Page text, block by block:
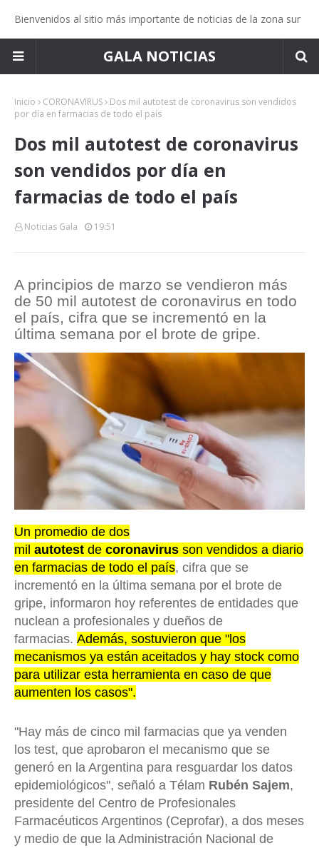
Bienvenidos al sitio más importante de noticias de la zona sur
GALA NOTICIAS
Inicio CORONAVIRUS
Dos mil autotest de coronavirus son vendidos
por día en farmacias de todo el país
Dos mil autotest de coronavirus
son vendidos por día en
farmacias de todo el país
Noticias Gala 19:51
A principios de marzo se vendieron más
de 50 mil autotest de coronavirus en todo
el país, cifra que se incrementó en la
última semana por el brote de gripe.
Un promedio de dos
mil autotest de coronavirus son vendidos a diario
en farmacias de todo el país, cifra que se
incrementó en la última semana por el brote de
gripe, informaron hoy referentes de entidades que
nuclean a profesionales y dueños de
farmacias. Además, sostuvieron que "los
mecanismos ya están aceitados y hay stock como
para utilizar esta herramienta en caso de que
aumenten los casos".
"Hay más de cinco mil farmacias que ya venden
los test, que aprobaron el mecanismo que se
generó en la Argentina para resguardar los datos
epidemiológicos", señaló a Télam Rubén Sajem,
presidente del Centro de Profesionales
Farmacéuticos Argentinos (Ceprofar), a dos meses
y medio de que la Administración Nacional de